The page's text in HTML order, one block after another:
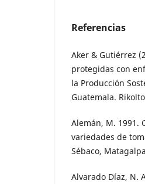
Referencias
Aker & Gutiérrez
protegidas con
la Producción
Guatemala.
Alemán, M. 1991.
variedades de
Sébaco,
Alvarado Díaz, N.